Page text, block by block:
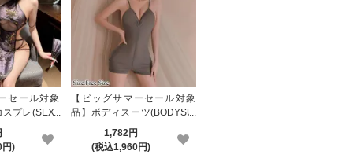
セール対象
プレ(SEXY
円)
【ビッグサマーセール対象
品】ボディスーツ(BODYSUI
1,782円
(税込1,960円)